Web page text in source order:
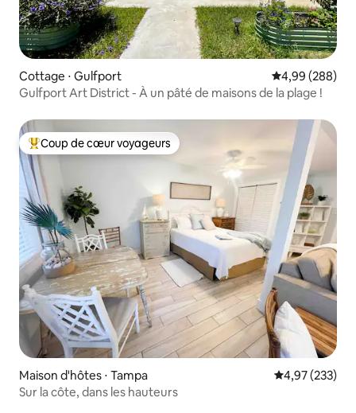
Cottage ⋅ Gulfport Évaluation
4,99 (288)
Gulfport Art District - À un pâté de maisons de la plage !
Coups de cœur voyageurs les plus appréciés
Coup de cœur voyageurs
Maison d'hôtes ⋅ Tampa Évaluation
4,97 (233)
Sur la côte, dans les hauteurs